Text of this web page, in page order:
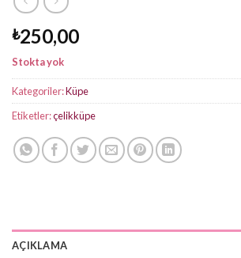
₺250,00
Stokta yok
Kategoriler:Küpe
Etiketler:çelikküpe
AÇIKLAMA